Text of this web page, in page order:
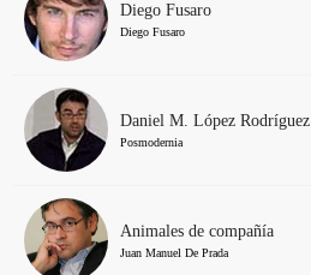
Diego Fusaro
Diego Fusaro
Daniel M. López Rodríguez
Posmodernia
Animales de compañía
Juan Manuel De Prada